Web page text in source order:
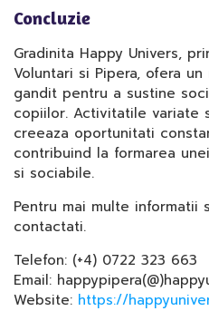
Concluzie
Gradinita Happy Univers,
Voluntari si Pipera, ofera
gandit pentru a sustine
copiilor. Activitatile variate
creeaza oportunitati
contribuind la formarea
si sociabile.
Pentru mai multe
contactati.
Telefon: (+4) 0722 323 663
Email:
Website: https://